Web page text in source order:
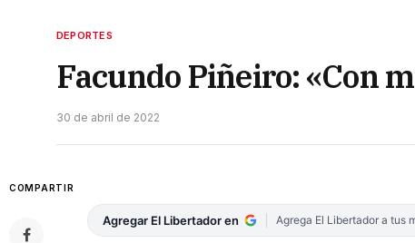
DEPORTES
Facundo Piñeiro: «Con
30 de abril de 2022
COMPARTIR
Agregar El Libertador en Agrega El Libertador a tus